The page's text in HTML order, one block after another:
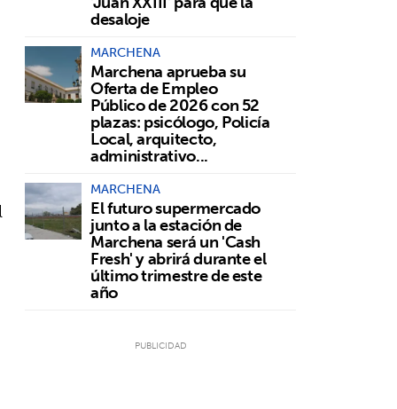
desaloje
MARCHENA
Marchena aprueba su
Oferta de Empleo
Público de 2026 con 52
plazas: psicólogo, Policía
Local, arquitecto,
administrativo...
MARCHENA
El futuro supermercado
junto a la estación de
Marchena será un 'Cash
Fresh' y abrirá durante el
último trimestre de este
año